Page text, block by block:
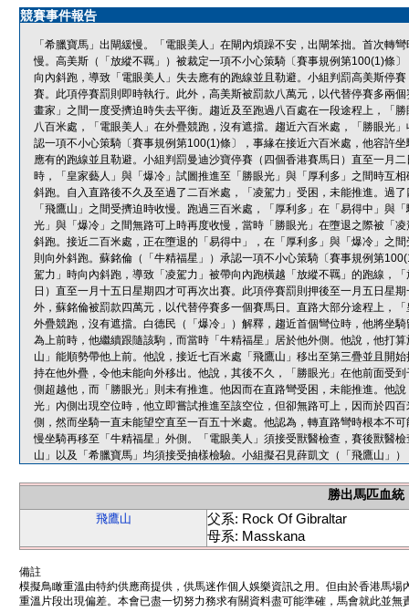
競賽事件報告
「希臘寶馬」出閘緩慢。「電眼美人」在閘內煩躁不安，出閘笨拙。首次轉
慢。高美斯（「放縱不羈」）被裁定一項不小心策騎〔賽事規例第100(1)條
向內斜跑，導致「電眼美人」失去應有的跑線並且勒避。小組判罰高美斯停
賽。此項停賽罰則即時執行。此外，高美斯被罰款八萬元，以代替停賽多兩
畫家」之間一度受擠迫時失去平衡。趨近及至跑過八百處在一段途程上，「
八百米處，「電眼美人」在外疊競跑，沒有遮擋。趨近六百米處，「勝眼光
認一項不小心策騎〔賽事規例第100(1)條〕，事緣在接近六百米處，他容許
應有的跑線並且勒避。小組判罰曼迪沙寶停賽（四個香港賽馬日）直至一月
時，「皇家藝人」與「爆冷」試圖推進至「勝眼光」與「厚利多」之間時互
斜跑。自入直路後不久及至過了二百米處，「凌駕力」受困，未能推進。過
「飛鷹山」之間受擠迫時收慢。跑過三百米處，「厚利多」在「易得中」與
光」與「爆冷」之間無路可上時再度收慢，當時「勝眼光」在墮退之際被「
斜跑。接近二百米處，正在墮退的「易得中」，在「厚利多」與「爆冷」之
則向外斜跑。蘇銘倫（「牛精福星」）承認一項不小心策騎〔賽事規例第
駕力」時向內斜跑，導致「凌駕力」被帶向內跑橫越「放縱不羈」的跑線，
日）直至一月十五日星期四才可再次出賽。此項停賽罰則押後至一月五日星
外，蘇銘倫被罰款四萬元，以代替停賽多一個賽馬日。直路大部分途程上，
外疊競跑，沒有遮擋。白德民（「爆冷」）解釋，趨近首個彎位時，他將坐
為上前時，他繼續跟隨該駒，而當時「牛精福星」居於他外側。他說，他打
山」能順勢帶他上前。他說，接近七百米處「飛鷹山」移出至第三疊並且開
持在他外疊，令他未能向外移出。他說，其後不久，「勝眼光」在他前面受
側超越他，而「勝眼光」則未有推進。他因而在直路彎受困，未能推進。他
光」內側出現空位時，他立即嘗試推進至該空位，但卻無路可上，因而於四
側，然而坐騎一直未能望空直至一百五十米處。他認為，轉直路彎時根本不
慢坐騎再移至「牛精福星」外側。「電眼美人」須接受獸醫檢查，賽後獸醫
山」以及「希臘寶馬」均須接受抽樣檢驗。小組擬召見薛凱文（「飛鷹山」
勝出馬匹血統
飛鷹山
父系: Rock Of Gibraltar
母系: Masskana
備註
模擬鳥瞰重溫由特約供應商提供，供馬迷作個人娛樂資訊之用。但由於香港馬
重溫片段出現偏差。本會已盡一切努力務求有關資料盡可能準確，馬會就此並